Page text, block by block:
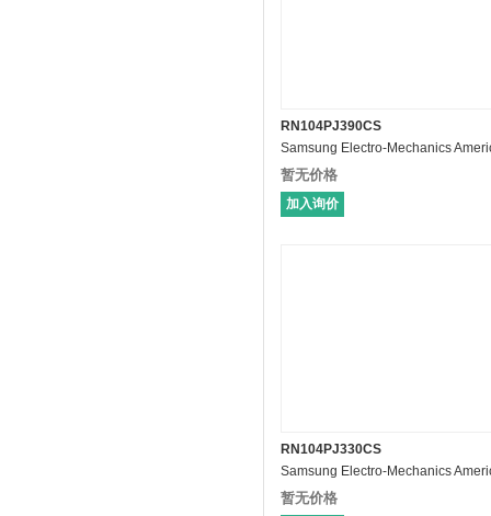
RN104PJ390CS
暂无价格
加入询价
RN104PJ330CS
暂无价格